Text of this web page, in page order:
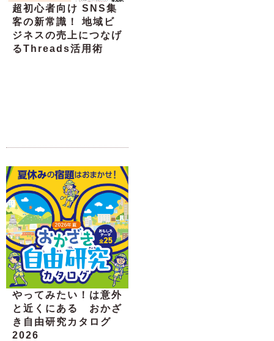
超初心者向け SNS集
客の新常識！ 地域ビ
ジネスの売上につなげ
るThreads活用術
やってみたい！は意外
と近くにある おかざ
き自由研究カタログ
2026